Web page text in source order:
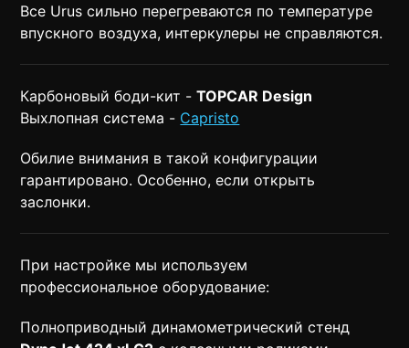
Все Urus сильно перегреваются по температуре
впускного воздуха, интеркулеры не справляются.
Карбоновый боди-кит -TOPCAR Design
Выхлопная система - Capristo
Обилие внимания в такой конфигурации
гарантировано. Особенно, если открыть
заслонки.
При настройке мы используем
профессиональное оборудование:
Полноприводный динамометрический стенд